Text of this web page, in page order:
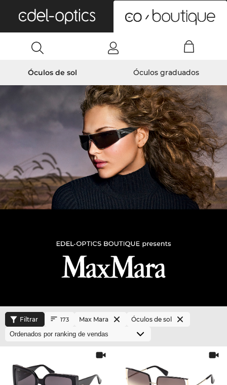
Óculos de sol Óculos graduados
Filtrar 173 Max Mara Óculos de sol